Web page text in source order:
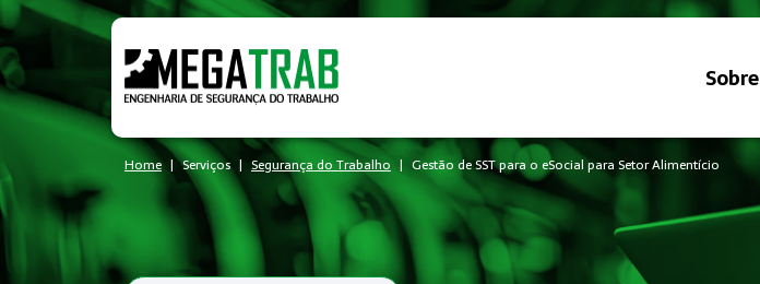
Sobre
Home Serviços Segurança do Trabalho Gestão de SST para o eSocial para Setor Alimentício